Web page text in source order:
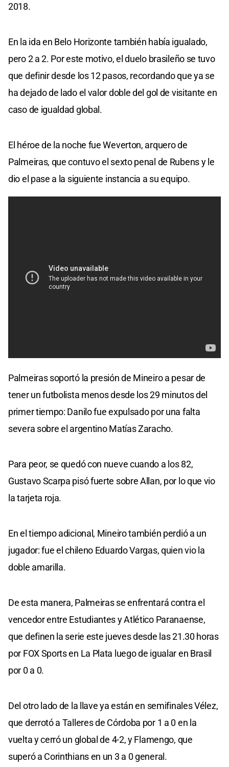
2018.
En la ida en Belo Horizonte también había igualado,
pero 2 a 2. Por este motivo, el duelo brasileño se tuvo
que definir desde los 12 pasos, recordando que ya se
ha dejado de lado el valor doble del gol de visitante en
caso de igualdad global.
El héroe de la noche fue Weverton, arquero de
Palmeiras, que contuvo el sexto penal de Rubens y le
dio el pase a la siguiente instancia a su equipo.
Palmeiras soportó la presión de Mineiro a pesar de
tener un futbolista menos desde los 29 minutos del
primer tiempo: Danilo fue expulsado por una falta
severa sobre el argentino Matías Zaracho.
Para peor, se quedó con nueve cuando a los 82,
Gustavo Scarpa pisó fuerte sobre Allan, por lo que vio
la tarjeta roja.
En el tiempo adicional, Mineiro también perdió a un
jugador: fue el chileno Eduardo Vargas, quien vio la
doble amarilla.
De esta manera, Palmeiras se enfrentará contra el
vencedor entre Estudiantes y Atlético Paranaense,
que definen la serie este jueves desde las 21.30 horas
por FOX Sports en La Plata luego de igualar en Brasil
por 0 a 0.
Del otro lado de la llave ya están en semifinales Vélez,
que derrotó a Talleres de Córdoba por 1 a 0 en la
vuelta y cerró un global de 4-2, y Flamengo, que
superó a Corinthians en un 3 a 0 general.